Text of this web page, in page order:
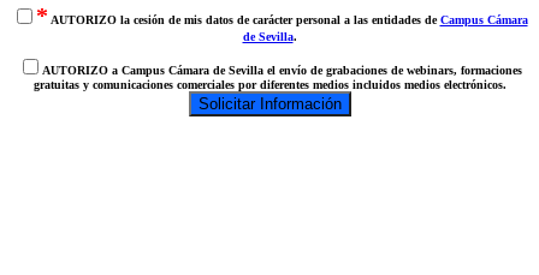
* AUTORIZO la cesión de mis datos de carácter personal a las entidades deCampus Cámara
de Sevilla.
AUTORIZO a Campus Cámara de Sevilla el envío de grabaciones de webinars, formaciones
gratuitas y comunicaciones comerciales por diferentes medios incluidos medios electrónicos.